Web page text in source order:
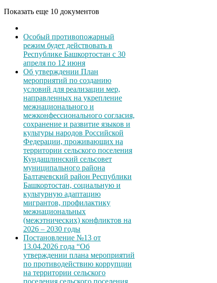
Показать еще 10 документов
Особый противопожарный
режим будет действовать в
Республике Башкортостан с 30
апреля по 12 июня
Об утверждении План
мероприятий по созданию
условий для реализации мер,
направленных на укрепление
межнационального и
межконфессионального согласия,
сохранение и развитие языков и
культуры народов Российской
Федерации, проживающих на
территории сельского поселения
Кундашлинский сельсовет
муниципального района
Балтачевский район Республики
Башкортостан, социальную и
культурную адаптацию
мигрантов, профилактику
межнациональных
(межэтнических) конфликтов на
2026 – 2030 годы
Постановление №13 от
13.04.2026 года “Об
утверждении плана мероприятий
по противодействию коррупции
на территории сельского